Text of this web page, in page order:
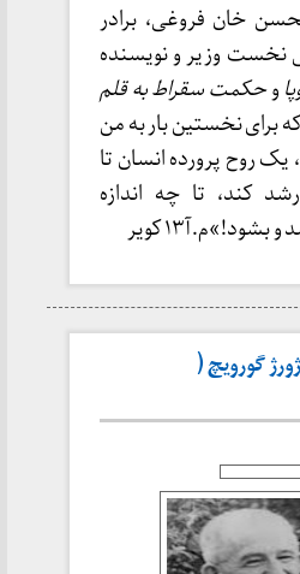
خان فروغی، برادر
نخست وزیر و نویسنده
وحکمت سقراط به قلم
برای نخستین بار به من
روح پرورده انسان تا
کند، تا چه اندازه
کویر
Georges Gurvitch ژورژ گورویچ (